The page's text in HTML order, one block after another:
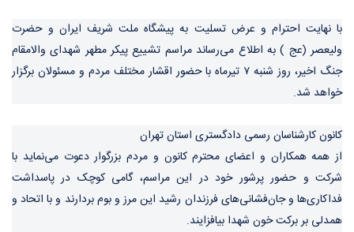
با نهایت احترام و عرض تسلیت به پیشگاه ملت شریف ایران و حضرت
ولیعصر (عج ) به اطلاع می‌رساند مراسم تشییع پیکر مطهر شهدای والامقام
جنگ اخیر، روز شنبه ۷ تیرماه با حضور اقشار مختلف مردم و مسئولان برگزار
خواهد شد.
کانون کارشناسان رسمی دادگستری استان تهران
از همه همکاران و اعضای محترم کانون و مردم بزرگوار دعوت می‌نماید با
شرکت و حضور پرشور خود در این مراسم، گامی کوچک در پاسداشت
فداکاری‌ها و جان‌فشانی‌های فرزندان رشید این مرز و بوم بردارند و با اتحاد و
همدلی بر برکت خون شهدا بیافزایند.